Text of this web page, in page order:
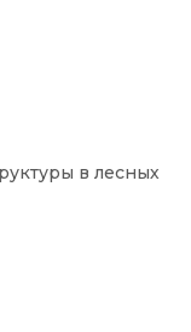
в лесных